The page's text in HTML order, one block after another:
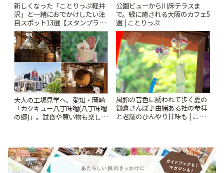
新しくなった「ことりっぷ軽井
沢」と一緒におでかけしたい注
目スポット13選【スタンプラリ
ー開催中】 | ことりっぷ
公園ビューから川床テラスま
で。緑に癒される大阪のカフェ5
選 | ことりっぷ
大人の工場見学へ、愛知・岡崎
「カクキュー八丁味噌(八丁味噌
の郷)」。試食や買い物も楽しみ
風鈴の音色に誘われて歩く夏の
鎌倉さんぽ♪由緒ある社の参拝
と老舗のひんやり甘味も | こと